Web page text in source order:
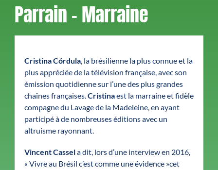
Parrain – Marraine
Cristina Córdula, la brésilienne la plus connue et la
plus appréciée de la télévision française, avec son
émission quotidienne sur l’une des plus grandes
chaînes françaises.Cristinaest la marraine et fidèle
compagne du Lavage de la Madeleine, en ayant
participé à de nombreuses éditions avec un
altruisme rayonnant.
Vincent Cassela dit, lors d’une interview en 2016,
« Vivre au Brésil c’est comme une évidence »cet